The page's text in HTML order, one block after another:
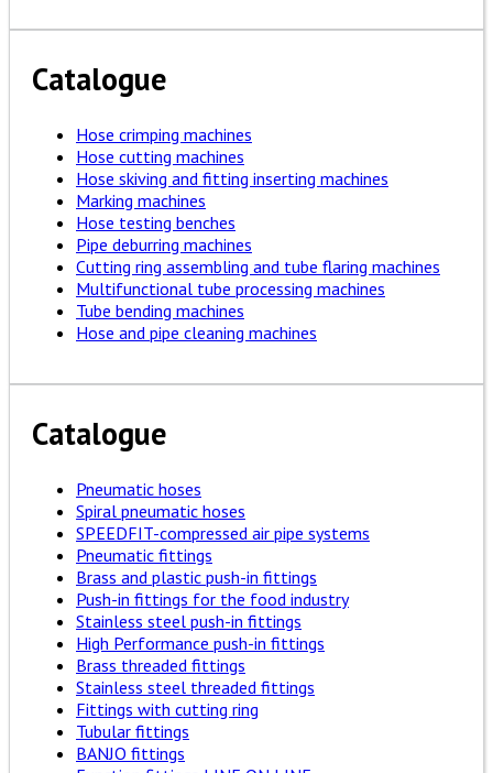
Catalogue
Hose crimping machines
Hose cutting machines
Hose skiving and fitting inserting machines
Marking machines
Hose testing benches
Pipe deburring machines
Cutting ring assembling and tube flaring machines
Multifunctional tube processing machines
Tube bending machines
Hose and pipe cleaning machines
Catalogue
Pneumatic hoses
Spiral pneumatic hoses
SPEEDFIT-compressed air pipe systems
Pneumatic fittings
Brass and plastic push-in fittings
Push-in fittings for the food industry
Stainless steel push-in fittings
High Performance push-in fittings
Brass threaded fittings
Stainless steel threaded fittings
Fittings with cutting ring
Tubular fittings
BANJO fittings